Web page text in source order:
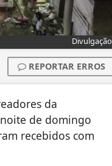
Divulgação
REPORTAR ERROS
da
de domingo
recebidos com